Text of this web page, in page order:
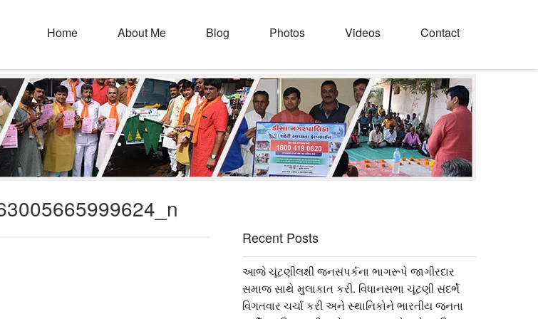
Home About Me Blog Photos Videos Contact
Recent Posts
આજે ચૂંટણીલક્ષી જનસંપર્કના ભાગરૂપે જાગીરદાર
સમાજ સાથે મુલાકાત કરી. વિધાનસભા ચૂંટણી સંદર્ભે
વિગતવાર ચર્ચા કરી અને સ્થાનિકોને ભારતીય જનતા